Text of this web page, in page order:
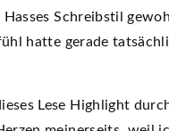
Schreibstil
hatte gerade
Lese Highlight